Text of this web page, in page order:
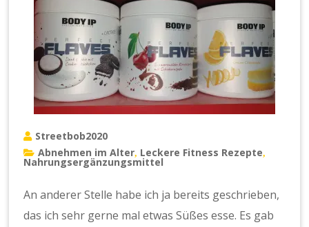
Streetbob2020
Abnehmen im Alter Leckere Fitness Rezepte
Nahrungsergänzungsmittel
An anderer Stelle habe ich ja bereits geschrieben,
das ich sehr gerne mal etwas Süßes esse. Es gab